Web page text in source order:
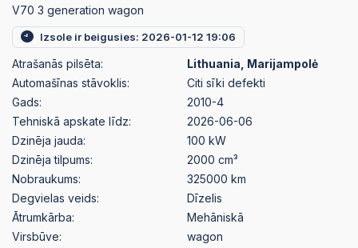
V70 3 generation wagon
Izsole ir beigusies: 2026-01-12 19:06
Atrašanās pilsēta:
Lithuania, Marijampolė
Automašīnas stāvoklis:
Citi sīki defekti
Gads:
2010-4
Tehniskā apskate līdz:
2026-06-06
Dzinēja jauda:
100 kW
Dzinēja tilpums:
2000 cm³
Nobraukums:
325000 km
Degvielas veids:
Dīzelis
Ātrumkārba:
Mehāniskā
Virsbūve:
wagon